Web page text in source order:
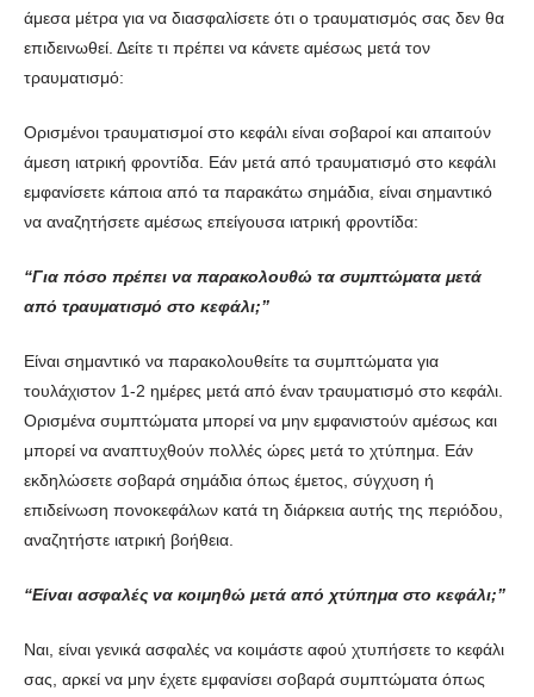
άμεσα μέτρα για να διασφαλίσετε ότι ο τραυματισμός σας δεν θα
επιδεινωθεί. Δείτε τι πρέπει να κάνετε αμέσως μετά τον
τραυματισμό:
Ορισμένοι τραυματισμοί στο κεφάλι είναι σοβαροί και απαιτούν
άμεση ιατρική φροντίδα. Εάν μετά από τραυματισμό στο κεφάλι
εμφανίσετε κάποια από τα παρακάτω σημάδια, είναι σημαντικό
να αναζητήσετε αμέσως επείγουσα ιατρική φροντίδα:
“Για πόσο πρέπει να παρακολουθώ τα συμπτώματα μετά
από τραυματισμό στο κεφάλι;”
Είναι σημαντικό να παρακολουθείτε τα συμπτώματα για
τουλάχιστον 1-2 ημέρες μετά από έναν τραυματισμό στο κεφάλι.
Ορισμένα συμπτώματα μπορεί να μην εμφανιστούν αμέσως και
μπορεί να αναπτυχθούν πολλές ώρες μετά το χτύπημα. Εάν
εκδηλώσετε σοβαρά σημάδια όπως έμετος, σύγχυση ή
επιδείνωση πονοκεφάλων κατά τη διάρκεια αυτής της περιόδου,
αναζητήστε ιατρική βοήθεια.
“Είναι ασφαλές να κοιμηθώ μετά από χτύπημα στο κεφάλι;”
Ναι, είναι γενικά ασφαλές να κοιμάστε αφού χτυπήσετε το κεφάλι
σας, αρκεί να μην έχετε εμφανίσει σοβαρά συμπτώματα όπως